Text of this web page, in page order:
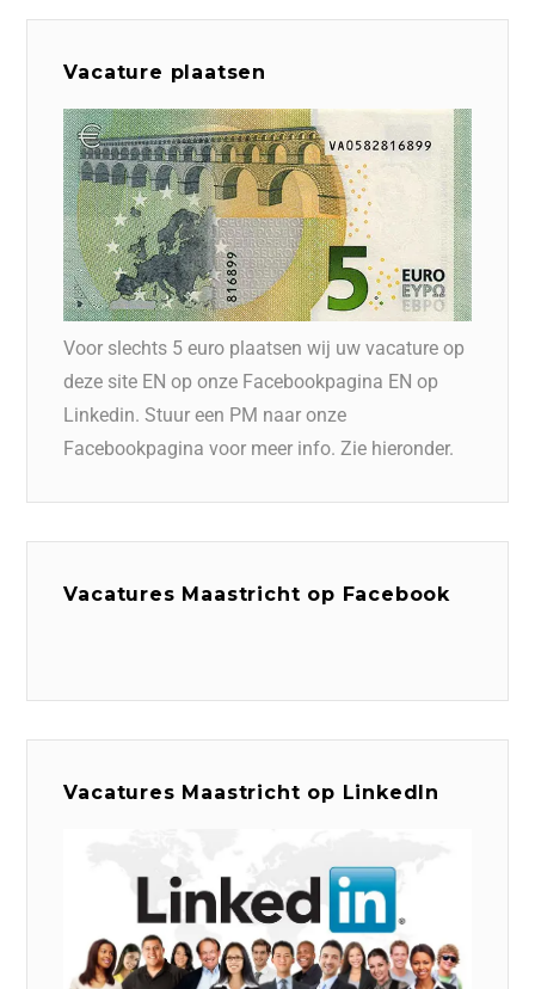
Vacature plaatsen
Voor slechts 5 euro plaatsen wij uw vacature op
deze site EN op onze Facebookpagina EN op
Linkedin. Stuur een PM naar onze
Facebookpagina voor meer info. Zie hieronder.
Vacatures Maastricht op Facebook
Vacatures Maastricht op LinkedIn